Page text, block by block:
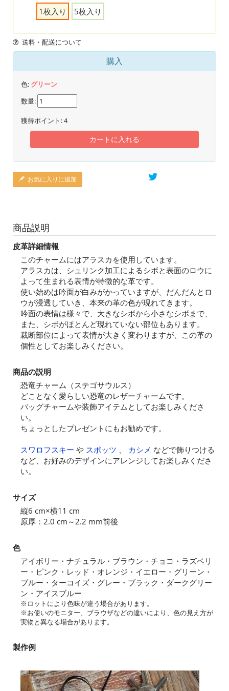
1枚入り
5枚入り
送料・配送について
購入
色: グリーン
数量:
獲得ポイント:4
カートに入れる
お気に入りに追加
商品説明
皮革詳細情報
このチャームにはアラスカを使用しています。
アラスカは、シュリンク加工によるシボと表面のロウに
よって生まれる表情が特徴的な革です。
使い始めは吟面が白みがかっていますが、だんだんとロ
ウが浸透していき、本来の革の色が現れてきます。
吟面の表情は様々で、大きなシボから小さなシボまで、
また、シボがほとんど現れていない部位もあります。
裁断部位によって表情が大きく変わりますが、この革の
個性としてお楽しみください。
商品の説明
恐竜チャーム（ステゴサウルス）
どことなく愛らしい恐竜のレザーチャームです。
バッグチャームや装飾アイテムとしてお楽しみくださ
い。
ちょっとしたプレゼントにもお勧めです。
スワロフスキー や スポッツ 、 カシメ などで飾りつける
など、お好みのデザインにアレンジしてお楽しみくださ
い。
サイズ
縦6 cm×横11 cm
原厚：2.0 cm～2.2 mm前後
色
アイボリー・ナチュラル・ブラウン・チョコ・ラズベリ
ー・ピンク・レッド・オレンジ・イエロー・グリーン・
ブルー・ターコイズ・グレー・ブラック・ダークグリー
ン・アイスブルー
※ロットにより色味が違う場合があります。
※お使いのモニター、ブラウザなどの違いにより、色の見え方が
実物と異なる場合があります。
製作例